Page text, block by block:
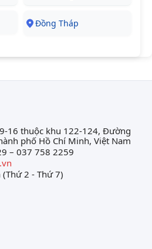
Đồng Tháp
16 thuộc khu 122-124, Đường
phố Hồ Chí Minh, Việt Nam
– 037 758 2259
2 - Thứ 7)